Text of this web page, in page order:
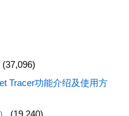
(37,096)
Tracer功能介绍及使用方